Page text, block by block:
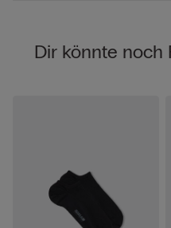
Dir könnte noch